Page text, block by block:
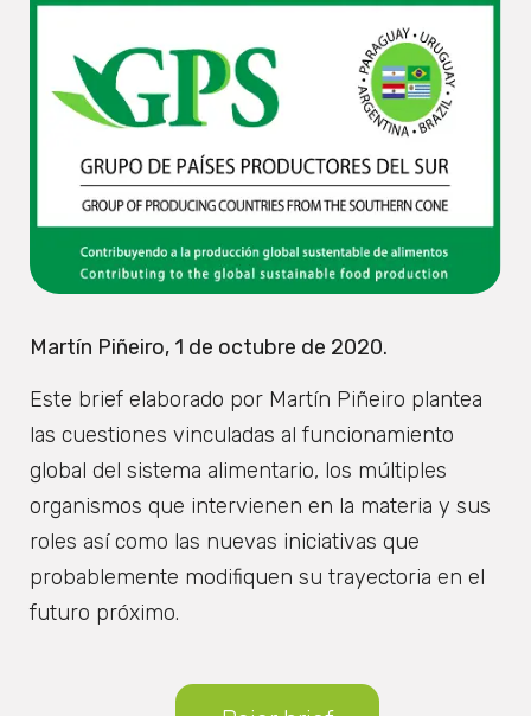
Martín Piñeiro, 1 de octubre de 2020.
Este brief elaborado por Martín Piñeiro plantea
las cuestiones vinculadas al funcionamiento
global del sistema alimentario, los múltiples
organismos que intervienen en la materia y sus
roles así como las nuevas iniciativas que
probablemente modifiquen su trayectoria en el
futuro próximo.